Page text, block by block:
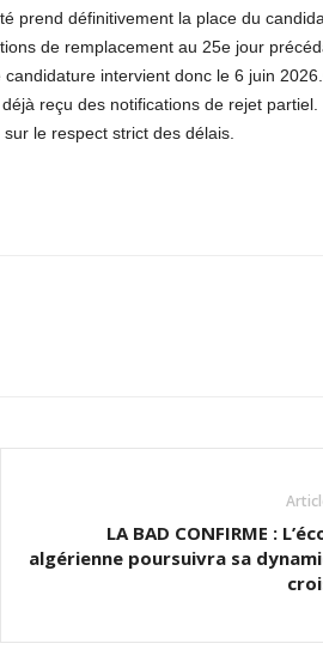
prend définitivement la place du
de remplacement au 25e jour
intervient donc le 6 juin
reçu des notifications de rejet partiel.
le respect strict des délais.
LA BAD CONFIRME :
algérienne poursuivra sa